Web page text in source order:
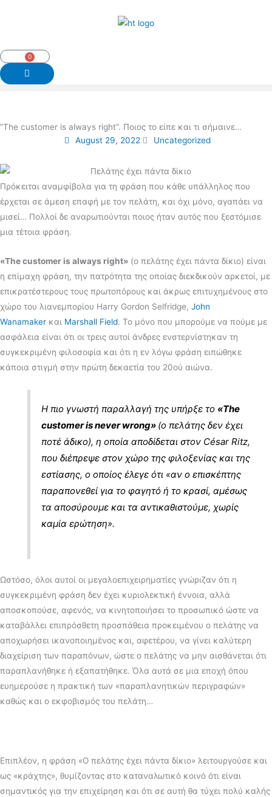
0
Cart
”The customer is always right”. Ποιος το είπε και τι σήμαινε…
August 29, 2022
Uncategorized
Πρόκειται αναμφίβολα για τη φράση που κάθε υπάλληλος που
έρχεται σε άμεση επαφή με τον πελάτη, και όχι μόνο, αγαπάει να
μισεί… Πολλοί δε αναρωτιούνται ποιος ήταν αυτός που ξεστόμισε
μια τέτοια φράση.
«The customer is always right» (ο πελάτης έχει πάντα δίκιο) είναι
η επίμαχη φράση, την πατρότητα της οποίας διεκδικούν αρκετοί, με
επικρατέστερους τους πρωτοπόρους και άκρως επιτυχημένους στο
χώρο του λιανεμπορίου Harry Gordon Selfridge, John
Wanamaker και Marshall Field. Το μόνο που μπορούμε να πούμε με
ασφάλεια είναι ότι οι τρεις αυτοί άνδρες ενστερνίστηκαν τη
συγκεκριμένη φιλοσοφία και ότι η εν λόγω φράση ειπώθηκε
κάποια στιγμή στην πρώτη δεκαετία του 20ού αιώνα.
Η πιο γνωστή παραλλαγή της υπήρξε το «The
customer is never wrong» (ο πελάτης δεν έχει
ποτέ άδικο), η οποία αποδίδεται στον César Ritz,
που διέπρεψε στον χώρο της φιλοξενίας και της
εστίασης, ο οποίος έλεγε ότι «αν ο επισκέπτης
παραπονεθεί για το φαγητό ή το κρασί, αμέσως
τα αποσύρουμε και τα αντικαθιστούμε, χωρίς
καμία ερώτηση».
Ωστόσο, όλοι αυτοί οι μεγαλοεπιχειρηματίες γνώριζαν ότι η
συγκεκριμένη φράση δεν έχει κυριολεκτική έννοια, αλλά
αποσκοπούσε, αφενός, να κινητοποιήσει το προσωπικό ώστε να
καταβάλλει επιπρόσθετη προσπάθεια προκειμένου ο πελάτης να
αποχωρήσει ικανοποιημένος και, αφετέρου, να γίνει καλύτερη
διαχείριση των παραπόνων, ώστε ο πελάτης να μην αισθάνεται ότι
παραπλανήθηκε ή εξαπατήθηκε. Όλα αυτά σε μια εποχή όπου
ευημερούσε η πρακτική των «παραπλανητικών περιγραφών»
καθώς και ο εκφοβισμός του πελάτη…
Επιπλέον, η φράση «Ο πελάτης έχει πάντα δίκιο» λειτουργούσε και
ως «κράχτης», θυμίζοντας στο καταναλωτικό κοινό ότι είναι
σημαντικός για την επιχείρηση και ότι σε αυτή θα τύχει πολύ καλής